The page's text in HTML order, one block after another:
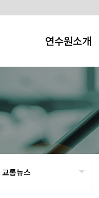
연수원소개
교통뉴스